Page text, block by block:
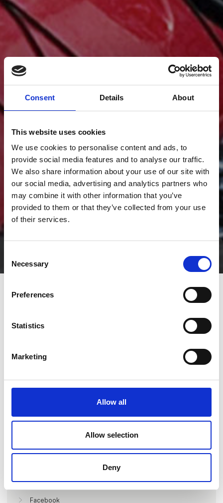
Consent Details About
This website uses cookies
We use cookies to personalise content and ads, to
provide social media features and to analyse our traffic.
We also share information about your use of our site with
our social media, advertising and analytics partners who
may combine it with other information that you’ve
provided to them or that they’ve collected from your use
of their services.
Selection
Necessary
Preferences
Statistics
Marketing
Allow all
Allow selection
Deny
Gå til hjemmeside
København, Danmark
Find os på
Facebook